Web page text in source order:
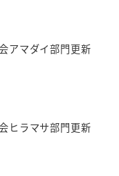
アマダイ部門更新
ヒラマサ部門更新